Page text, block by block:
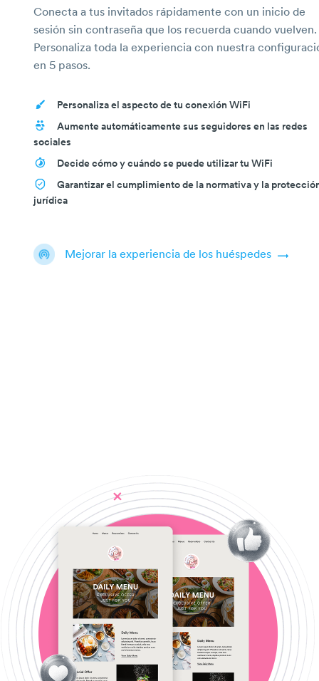
Conecta a tus invitados rápidamente con un inicio de
sesión sin contraseña que los recuerda cuando vuelven.
Personaliza toda la experiencia con nuestra
en 5 pasos.
Personaliza el aspecto de tu conexión WiFi
Aumente automáticamente sus seguidores en las redes
sociales
Decide cómo y cuándo se puede utilizar tu WiFi
Garantizar el cumplimiento de la normativa y la
jurídica
Mejorar la experiencia de los huéspedes